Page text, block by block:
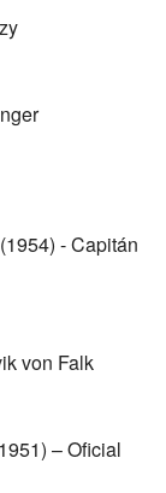
(1954) - Capitán
von Falk
– Oficial